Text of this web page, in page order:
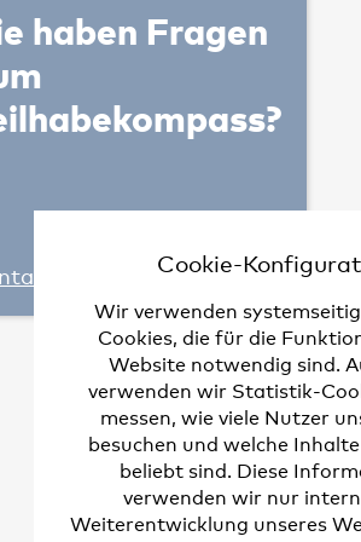
Cookie-
Wir verwenden
Cookies, die für die
Website notwendig sind.
verwenden wir Statistik-
messen, wie viele Nutzer
besuchen und welche
beliebt sind. Diese
verwenden wir nur
Weiterentwicklung unseres
haben Fragen
Sie uns.